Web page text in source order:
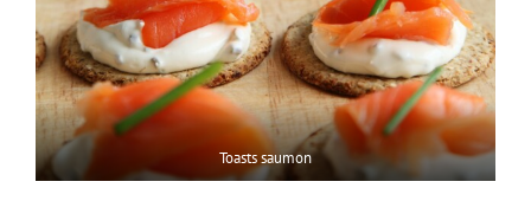
Toasts saumon